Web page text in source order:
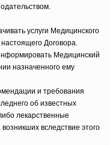
услуги Медицинского
Договора.
Медицинский
назначенного ему
и требования
об известных
лекарственные
вследствие этого